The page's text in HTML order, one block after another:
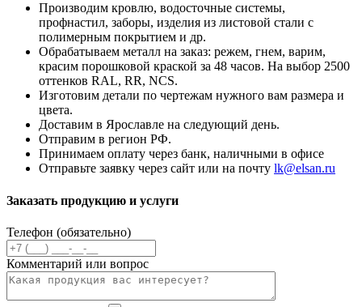
Производим кровлю, водосточные системы,
профнастил, заборы, изделия из листовой стали с
полимерным покрытием и др.
Обрабатываем металл на заказ: режем, гнем, варим,
красим порошковой краской за 48 часов. На выбор 2500
оттенков RAL, RR, NCS.
Изготовим детали по чертежам нужного вам размера и
цвета.
Доставим в Ярославле на следующий день.
Отправим в регион РФ.
Принимаем оплату через банк, наличными в офисе
Отправьте заявку через сайт или на почту lk@elsan.ru
Заказать продукцию и услуги
Телефон (обязательно)
Комментарий или вопрос